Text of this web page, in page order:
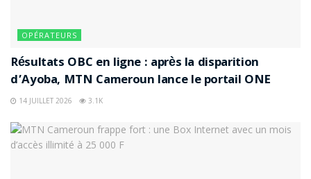
OPÉRATEURS
Résultats OBC en ligne : après la disparition
d’Ayoba, MTN Cameroun lance le portail ONE
14 JUILLET 2026 3.1K